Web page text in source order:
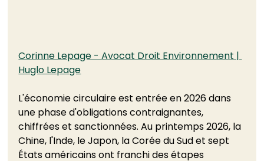
Corinne Lepage - Avocat Droit Environnement |
Huglo Lepage
L'économie circulaire est entrée en 2026 dans
une phase d'obligations contraignantes,
chiffrées et sanctionnées. Au printemps 2026, la
Chine, l'Inde, le Japon, la Corée du Sud et sept
États américains ont franchi des étapes